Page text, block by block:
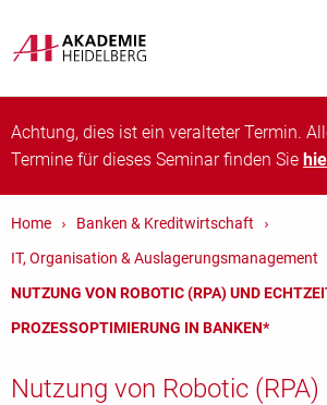
Achtung, dies ist ein veralteter Termin.
Termine für dieses Seminar finden Sie
Home
Banken & Kreditwirtschaft
IT, Organisation & Auslagerungsmanagement
NUTZUNG VON ROBOTIC (RPA) UND
PROZESSOPTIMIERUNG IN BANKEN*
Nutzung von Robotic (RPA)